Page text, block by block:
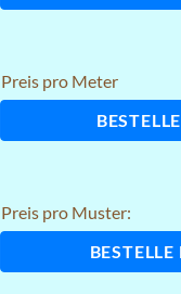
Preis pro Meter
Preis pro Muster: